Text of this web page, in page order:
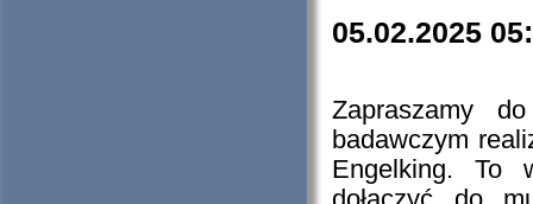
05.02.2025
Zapraszamy
badawczym
Engelking. To